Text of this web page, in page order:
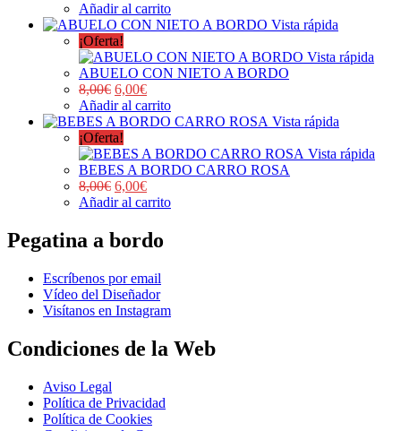
Añadir al carrito
Vista rápida
¡Oferta!
Vista rápida
ABUELO CON NIETO A BORDO
8,00€ 6,00€
Añadir al carrito
Vista rápida
¡Oferta!
Vista rápida
BEBES A BORDO CARRO ROSA
8,00€ 6,00€
Añadir al carrito
Pegatina a bordo
Escríbenos por email
Vídeo del Diseñador
Visítanos en Instagram
Condiciones de la Web
Aviso Legal
Política de Privacidad
Política de Cookies